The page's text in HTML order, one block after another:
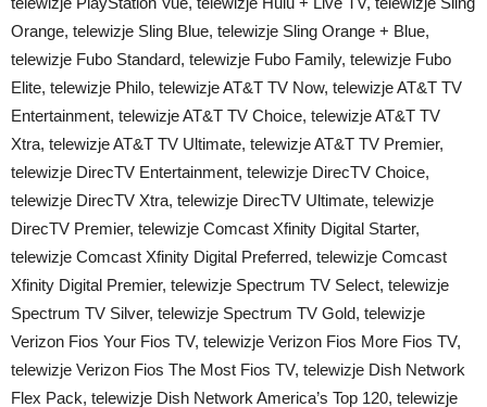
Orange, telewizje Sling Blue, telewizje Sling Orange + Blue,
telewizje Fubo Standard, telewizje Fubo Family, telewizje Fubo
Elite, telewizje Philo, telewizje AT&T TV Now, telewizje AT&T TV
Entertainment, telewizje AT&T TV Choice, telewizje AT&T TV
Xtra, telewizje AT&T TV Ultimate, telewizje AT&T TV Premier,
telewizje DirecTV Entertainment, telewizje DirecTV Choice,
telewizje DirecTV Xtra, telewizje DirecTV Ultimate, telewizje
DirecTV Premier, telewizje Comcast Xfinity Digital Starter,
telewizje Comcast Xfinity Digital Preferred, telewizje Comcast
Xfinity Digital Premier, telewizje Spectrum TV Select, telewizje
Spectrum TV Silver, telewizje Spectrum TV Gold, telewizje
Verizon Fios Your Fios TV, telewizje Verizon Fios More Fios TV,
telewizje Verizon Fios The Most Fios TV, telewizje Dish Network
Flex Pack, telewizje Dish Network America’s Top 120, telewizje